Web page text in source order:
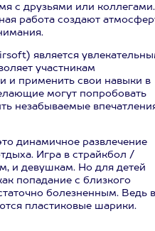
с друзьями или коллегами.
работа создают
является
участникам
и применить свои навыки в
могут попробовать
незабываемые
динамичное развлечение
Игра в страйкбол /
и девушкам. Но для детей
попадание с близкого
болезненным. Ведь в
пластиковые шарики.